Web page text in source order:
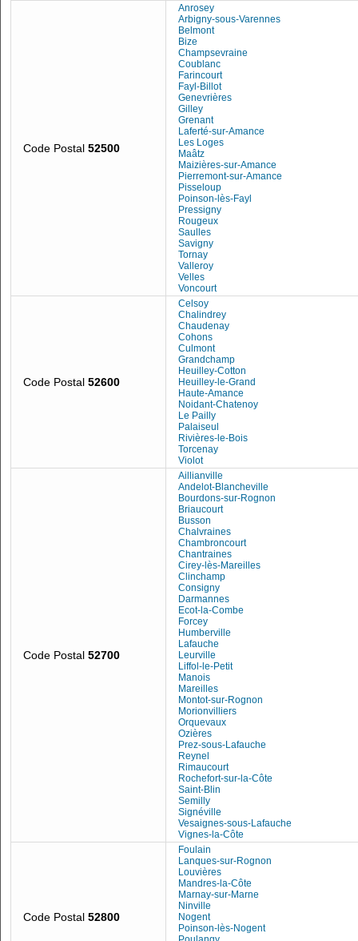
Code Postal 52500
Anrosey
Arbigny-sous-Varennes
Belmont
Bize
Champsevraine
Coublanc
Farincourt
Fayl-Billot
Genevrières
Gilley
Grenant
Laferté-sur-Amance
Les Loges
Maâtz
Maizières-sur-Amance
Pierremont-sur-Amance
Pisseloup
Poinson-lès-Fayl
Pressigny
Rougeux
Saulles
Savigny
Tornay
Valleroy
Velles
Voncourt
Code Postal 52600
Celsoy
Chalindrey
Chaudenay
Cohons
Culmont
Grandchamp
Heuilley-Cotton
Heuilley-le-Grand
Haute-Amance
Noidant-Chatenoy
Le Pailly
Palaiseul
Rivières-le-Bois
Torcenay
Violot
Code Postal 52700
Aillianville
Andelot-Blancheville
Bourdons-sur-Rognon
Briaucourt
Busson
Chalvraines
Chambroncourt
Chantraines
Cirey-lès-Mareilles
Clinchamp
Consigny
Darmannes
Ecot-la-Combe
Forcey
Humberville
Lafauche
Leurville
Liffol-le-Petit
Manois
Mareilles
Montot-sur-Rognon
Morionvilliers
Orquevaux
Ozières
Prez-sous-Lafauche
Reynel
Rimaucourt
Rochefort-sur-la-Côte
Saint-Blin
Semilly
Signéville
Vesaignes-sous-Lafauche
Vignes-la-Côte
Code Postal 52800
Foulain
Lanques-sur-Rognon
Louvières
Mandres-la-Côte
Marnay-sur-Marne
Ninville
Nogent
Poinson-lès-Nogent